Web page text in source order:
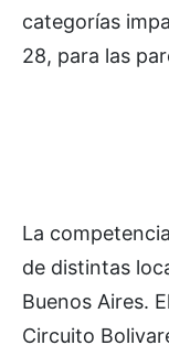
categorías
28, para las
La
de distintas
Buenos Aires.
Circuito